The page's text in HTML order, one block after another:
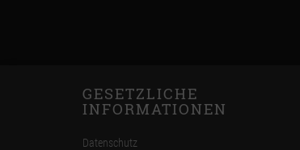
GESETZLICHE
INFORMATIONEN
Datenschutz